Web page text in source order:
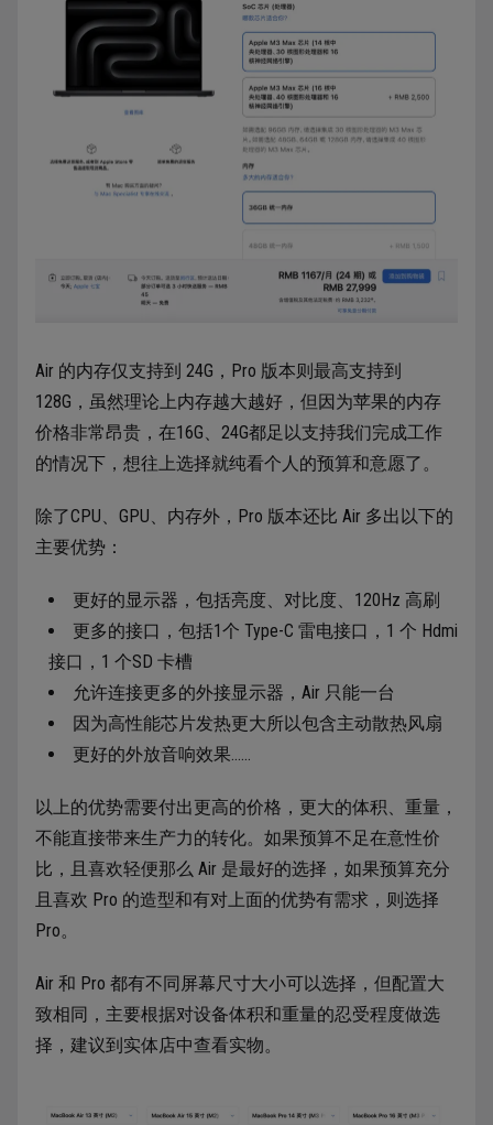
Air 的内存仅支持到 24G，Pro 版本则最高支持到
128G，虽然理论上内存越大越好，但因为苹果的内存
价格非常昂贵，在16G、24G都足以支持我们完成工作
的情况下，想往上选择就纯看个人的预算和意愿了。
除了CPU、GPU、内存外，Pro 版本还比 Air 多出以下的
主要优势：
更好的显示器，包括亮度、对比度、120Hz 高刷
更多的接口，包括1个 Type-C 雷电接口，1 个 Hdmi
接口，1 个SD 卡槽
允许连接更多的外接显示器，Air 只能一台
因为高性能芯片发热更大所以包含主动散热风扇
更好的外放音响效果……
以上的优势需要付出更高的价格，更大的体积、重量，
不能直接带来生产力的转化。如果预算不足在意性价
比，且喜欢轻便那么 Air 是最好的选择，如果预算充分
且喜欢 Pro 的造型和有对上面的优势有需求，则选择
Pro。
Air 和 Pro 都有不同屏幕尺寸大小可以选择，但配置大
致相同，主要根据对设备体积和重量的忍受程度做选
择，建议到实体店中查看实物。